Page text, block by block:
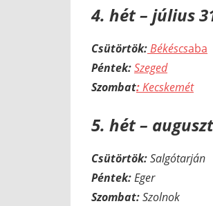
4. hét – július
Csütörtök:Békéscsaba
Péntek:Szeged
Szombat:Kecskemét
5. hét –
Csütörtök:Salgótarján
Péntek:Eger
Szombat:Szolnok